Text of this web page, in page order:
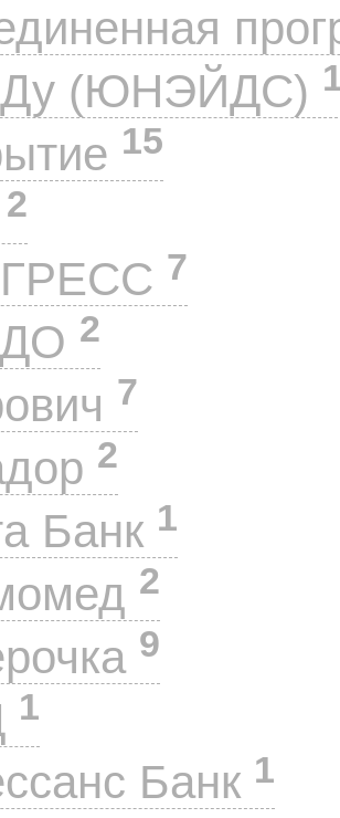
(ЮНЭЙДС)
15
2
7
2
7
2
Банк 1
2
9
1
Банк 1